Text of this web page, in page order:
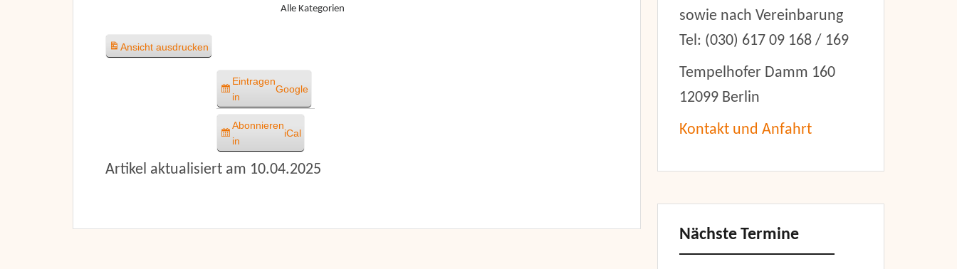
Alle Kategorien
Ansicht ausdrucken
Eintragen
in
Google
Abonnieren
in
iCal
Artikel aktualisiert am 10.04.2025
sowie nach Vereinbarung
Tel: (030) 617 09 168 / 169
Tempelhofer Damm 160
12099 Berlin
Kontakt und Anfahrt
Nächste Termine